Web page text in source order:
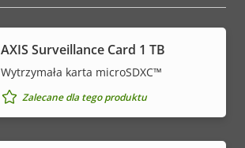
AXIS Surveillance Card 1 TB
Wytrzymała karta microSDXC™
Zalecane dla tego produktu